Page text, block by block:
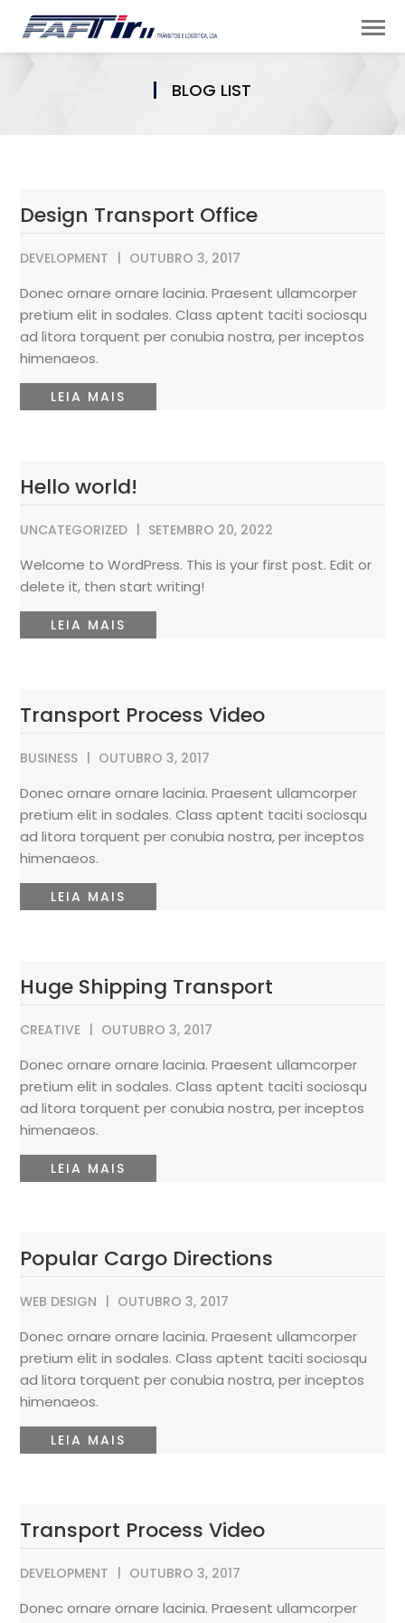
BLOG LIST
Design Transport Office
DEVELOPMENT OUTUBRO 3, 2017
Donec ornare ornare lacinia. Praesent ullamcorper
pretium elit in sodales. Class aptent taciti sociosqu
ad litora torquent per conubia nostra, per inceptos
himenaeos.
LEIA MAIS
Hello world!
UNCATEGORIZED SETEMBRO 20, 2022
Welcome to WordPress. This is your first post. Edit or
delete it, then start writing!
LEIA MAIS
Transport Process Video
BUSINESS OUTUBRO 3, 2017
Donec ornare ornare lacinia. Praesent ullamcorper
pretium elit in sodales. Class aptent taciti sociosqu
ad litora torquent per conubia nostra, per inceptos
himenaeos.
LEIA MAIS
Huge Shipping Transport
CREATIVE OUTUBRO 3, 2017
Donec ornare ornare lacinia. Praesent ullamcorper
pretium elit in sodales. Class aptent taciti sociosqu
ad litora torquent per conubia nostra, per inceptos
himenaeos.
LEIA MAIS
Popular Cargo Directions
WEB DESIGN OUTUBRO 3, 2017
Donec ornare ornare lacinia. Praesent ullamcorper
pretium elit in sodales. Class aptent taciti sociosqu
ad litora torquent per conubia nostra, per inceptos
himenaeos.
LEIA MAIS
Transport Process Video
DEVELOPMENT OUTUBRO 3, 2017
Donec ornare ornare lacinia. Praesent ullamcorper